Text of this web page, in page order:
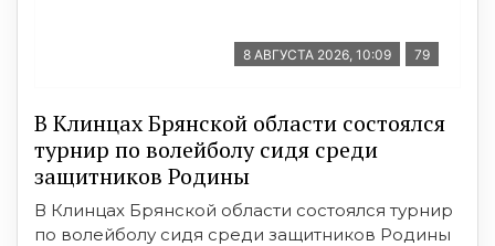
8 АВГУСТА 2026, 10:09 79
В Клинцах Брянской области состоялся
турнир по волейболу сидя среди
защитников Родины
В Клинцах Брянской области состоялся турнир
по волейболу сидя среди защитников Родины